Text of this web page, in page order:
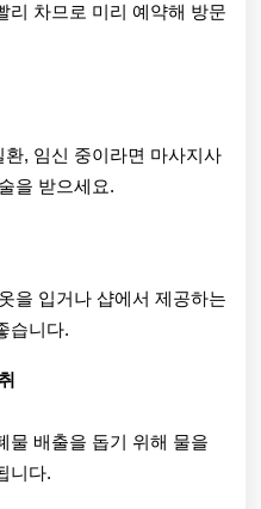
리 차므로 미리 예약해 방문
, 임신 중이라면 마사지사
을 받으세요.
을 입거나 샵에서 제공하는
습니다.
물 배출을 돕기 위해 물을
니다.